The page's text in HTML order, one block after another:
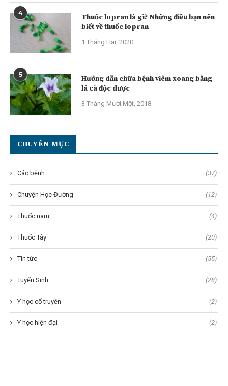
4
Thuốc lopran là gì? Những điều bạn nên
biết về thuốc lopran
1 Tháng Hai, 2020
5
Hướng dẫn chữa bệnh viêm xoang bằng
lá cà độc dược
3 Tháng Mười Một, 2018
CHUYÊN MỤC
Các bệnh (37)
Chuyện Học Đường (12)
Thuốc nam (4)
Thuốc Tây (20)
Tin tức (55)
Tuyển Sinh (28)
Y học cổ truyền (2)
Y học hiện đại (2)